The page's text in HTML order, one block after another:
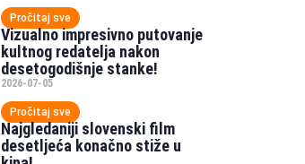
Pročitaj sve
Vizualno impresivno putovanje
kultnog redatelja nakon
desetogodišnje stanke!
2026-07-05
Pročitaj sve
Najgledaniji slovenski film
desetljeća konačno stiže u